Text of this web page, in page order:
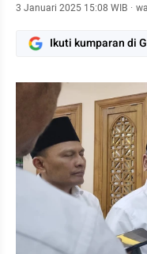
3 Januari 2025 15:08 WIB ·
Ikuti kumparan di